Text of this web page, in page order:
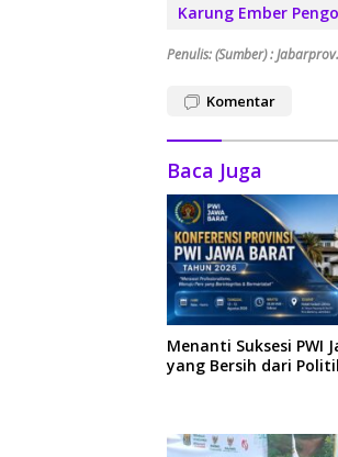
Karung Ember
Penulis: (Sumber) :
Komentar
Baca Juga
Menanti Suksesi PWI
yang Bersih dari